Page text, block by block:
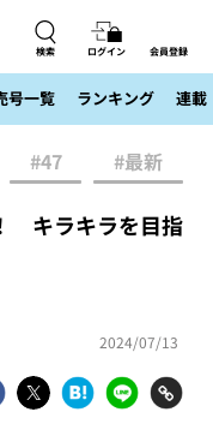
検索 ログイン 会員登録
号一覧 ランキング 連載
#47 #最新
キラキラを目指
2024/07/13